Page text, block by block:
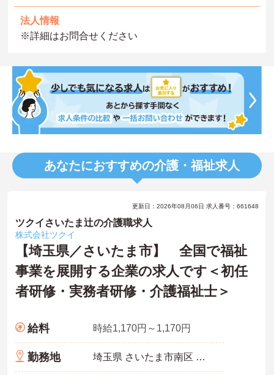
法人情報
※詳細はお問合せください
あなたにおすすめの介護・福祉求人
更新日：2026年08月06日 求人番号：661648
ツクイさいたま辻の介護職求人
株式会社ツクイ
【埼玉県／さいたま市】 全国で福祉
事業を展開する企業の求人です＜初任
者研修・実務者研修・介護福祉士＞
給料 時給1,170円～1,170円
勤務地 埼玉県 さいたま市南区 辻6-6-7